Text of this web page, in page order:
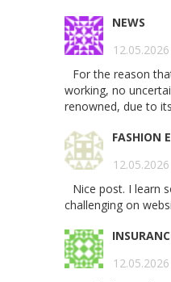
NEWS
For the reason
working, no
renowned, due to
FASHION
Nice post. I learn
challenging on